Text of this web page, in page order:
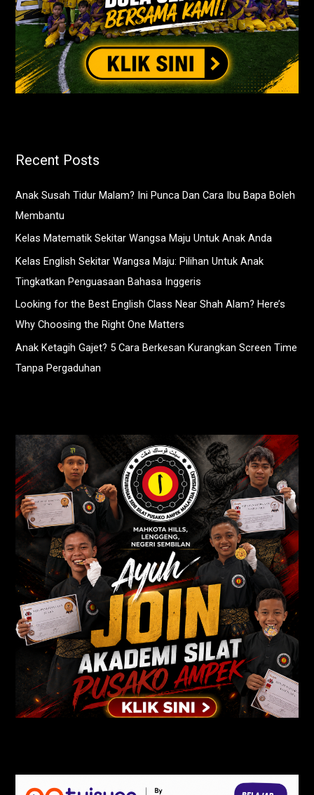
Recent Posts
Anak Susah Tidur Malam? Ini Punca Dan Cara Ibu Bapa Boleh
Membantu
Kelas Matematik Sekitar Wangsa Maju Untuk Anak Anda
Kelas English Sekitar Wangsa Maju: Pilihan Untuk Anak
Tingkatkan Penguasaan Bahasa Inggeris
Looking for the Best English Class Near Shah Alam? Here’s
Why Choosing the Right One Matters
Anak Ketagih Gajet? 5 Cara Berkesan Kurangkan Screen Time
Tanpa Pergaduhan